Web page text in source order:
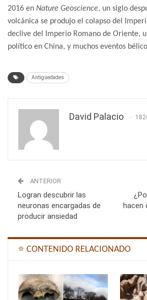
2016 en Nature Geoscience, un siglo
volcánica se produjo el colapso del
declive del Imperio Romano de Oriente,
político en China, y muchos eventos
Antigüedades
David Palacio
ANTERIOR
Logran descubrir las
neuronas encargadas de
producir ansiedad
hacen
⭐ CONTENIDO RELACIONADO